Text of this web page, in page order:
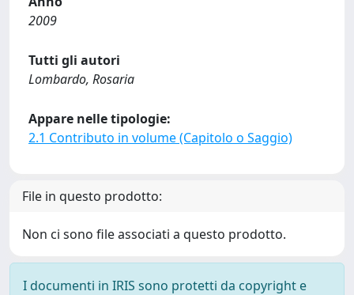
2009
Tutti gli autori
Lombardo, Rosaria
Appare nelle tipologie:
2.1 Contributo in volume (Capitolo o Saggio)
File in questo prodotto:
Non ci sono file associati a questo prodotto.
I documenti in IRIS sono protetti da copyright e